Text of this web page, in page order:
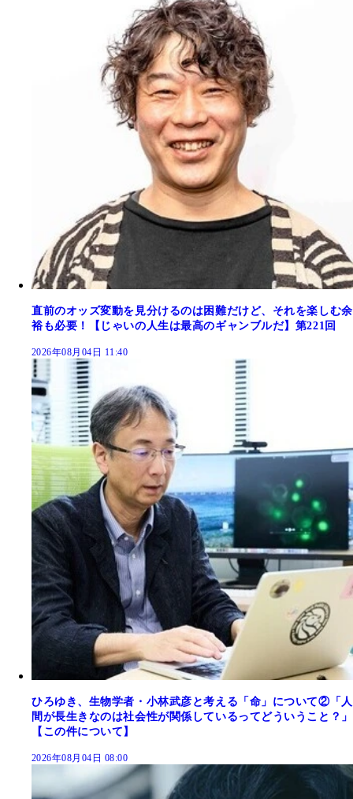
直前のオッズ変動を見分けるのは困難だけど、それを楽しむ余
裕も必要！【じゃいの人生は最高のギャンブルだ】第221回
2026年08月04日 11:40
ひろゆき、生物学者・小林武彦と考える「命」について②「人
間が長生きなのは社会性が関係しているってどういうこと？」
【この件について】
2026年08月04日 08:00